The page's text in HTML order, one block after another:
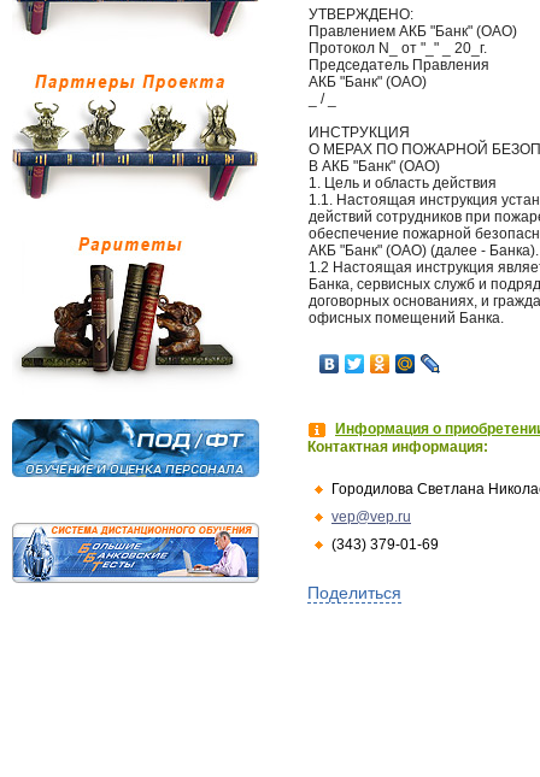
УТВЕРЖДЕНО:
Правлением АКБ "Банк" (ОАО)
Протокол N_ от "_" _ 20_г.
Председатель Правления
АКБ "Банк" (ОАО)
_ / _
ИНСТРУКЦИЯ
О МЕРАХ ПО ПОЖАРНОЙ
В АКБ "Банк" (ОАО)
1. Цель и область действия
1.1. Настоящая инструкция
действий сотрудников при
обеспечение пожарной
АКБ "Банк" (ОАО) (далее - Банка).
1.2 Настоящая инструкция
Банка, сервисных служб и
договорных основаниях, и
офисных помещений Банка.
Информация о
Контактная информация:
Городилова Светлана
vep@vep.ru
(343) 379-01-69
Поделиться